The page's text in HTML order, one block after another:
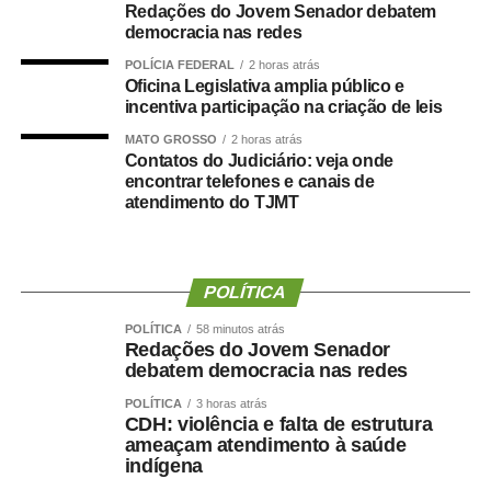
confiança depositada no Instituto Selecon e destacou a
forma como o processo foi conduzido.
“Eu, em nome do Selecon, também agradeço ao
deputado porque, de fato, fizemos um concurso histórico,
graças à oportunidade que o Juca nos deu para
presidente da instituição.
Ao final do encontro, Juca reforçou a importância da
valorização do serviço público por meio de concursos
igualdade de oportunidades para todos os candidatos.
Redações do Jovem Senador debatem
democracia nas redes
POLÍCIA FEDERAL 2 horas atrás
Oficina Legislativa amplia público e
incentiva participação na criação de leis
MATO GROSSO 2 horas atrás
Contatos do Judiciário: veja onde
encontrar telefones e canais de
atendimento do TJMT
POLÍTICA
POLÍTICA 58 minutos atrás
Redações do Jovem Senador
debatem democracia nas redes
POLÍTICA 3 horas atrás
CDH: violência e falta de estrutura
ameaçam atendimento à saúde
indígena